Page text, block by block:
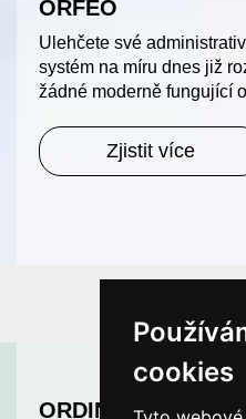
cookies
ORFEO
Ulehčete své
systém na míru dnes již
žádné moderně fungující
Zjistit více
ORDINACE ROKU